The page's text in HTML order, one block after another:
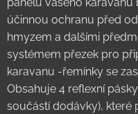
účinnou ochranu před
hmyzem a dalšími
systémem přezek pro
karavanu -řemínky se
Obsahuje 4 reflexní
součástí dodávky), které